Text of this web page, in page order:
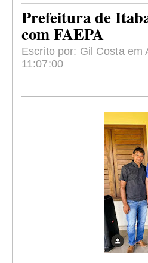
Prefeitura de
com FAEPA
Escrito por: Gil Costa em
11:07:00